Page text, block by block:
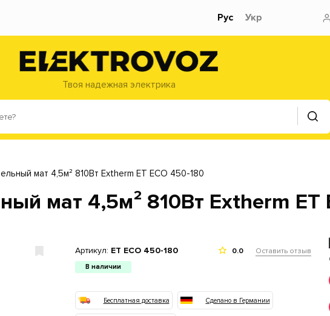
Рус Укр
Твоя надежная электрика
мат 4,5м² 810Вт Extherm ET ECO 450-180
мат 4,5м² 810Вт Extherm ET
Артикул: ET ECO 450-180
В наличии
0.0 Оставить отзыв
Бесплатная доставка Сделано в Германии